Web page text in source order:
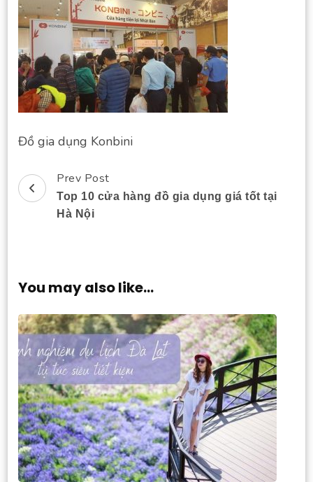
Đồ gia dụng Konbini
Post
Navigation
Prev Post
Top 10 cửa hàng đồ gia dụng giá tốt tại
Hà Nội
You may also like...